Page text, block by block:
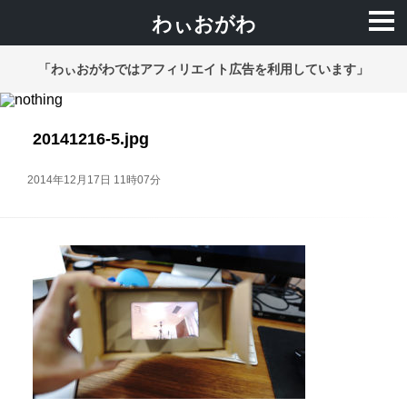
わぃおがわ
「わぃおがわではアフィリエイト広告を利用しています」
20141216-5.jpg
2014年12月17日 11時07分